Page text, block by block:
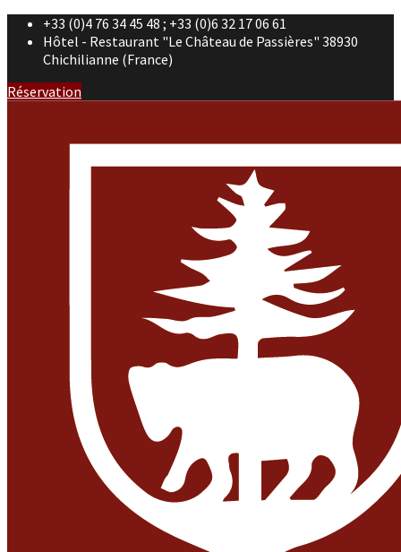
+33 (0)4 76 34 45 48 ; +33 (0)6 32 17 06 61
Hôtel - Restaurant "Le Château de Passières" 38930
Chichilianne (France)
Réservation